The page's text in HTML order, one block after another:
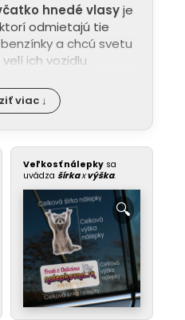
hnedé vlasyje
odmietajú tie
a chcú svetu
ich vozidlu.
viac ↓
Veľkosť nálepky sa
uvádza šírkaxvýška.